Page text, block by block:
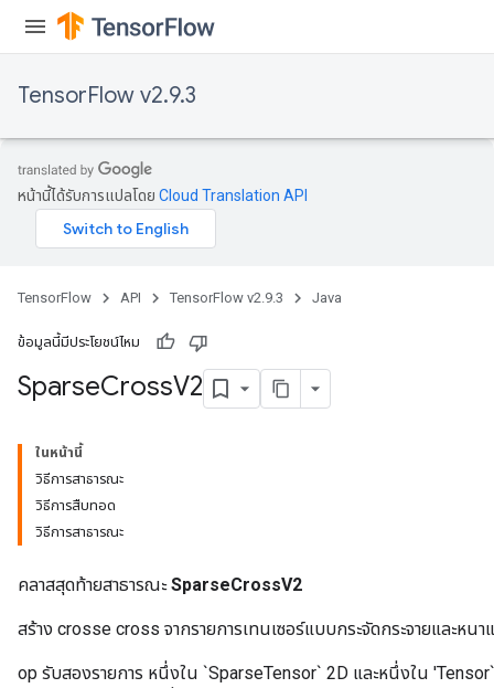
TensorFlow v2.9.3
หน้านี้ได้รับการแปลโดย Cloud Translation API
TensorFlow API TensorFlow v2.9.3 Java
ข้อมูลนี้มีประโยชน์ไหม
SparseCrossV2
ในหน้านี้
วิธีการสาธารณะ
วิธีการสืบทอด
วิธีการสาธารณะ
คลาสสุดท้ายสาธารณะSparseCrossV2
สร้าง crosse cross จากรายการเทนเซอร์แบบกระจัดกระจายและหน
op รับสองรายการ หนึ่งใน `SparseTensor` 2D และหนึ่งใน